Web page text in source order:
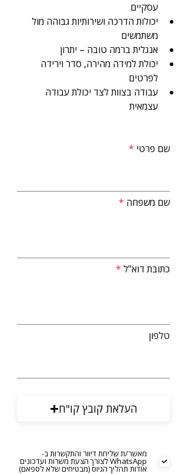
עסקיים
יכולות הדרכה ושירותיות גבוהה מול
משתמשים
אנגלית ברמה טובה – יתרון
יכולת למידה מהירה, סדר וירידה
לפרטים
עבודה בצוות לצד יכולת עבודה
עצמאית
שם פרטי
שם משפחה
כתובת דוא"ל
טלפון
העלאת קובץ קו"ח
מאשר/ת שליחת דיוור והתקשרות ב-
WhatsApp לצורך הצעת משרות ועדכונים
אודות תהליך הגיוס (מבטיחים שלא לספאם)